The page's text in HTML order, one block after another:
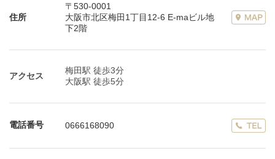
住所
〒530-0001
大阪市北区梅田1丁目12-6 E-maビル地
下2階
アクセス
梅田駅 徒歩3分
大阪駅 徒歩5分
電話番号 0666168090